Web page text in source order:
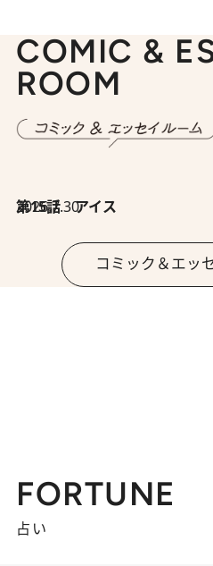
COMIC &
ROOM
2026.7.30
第15話 アイス
コミック＆エッ
FORTUNE
占い